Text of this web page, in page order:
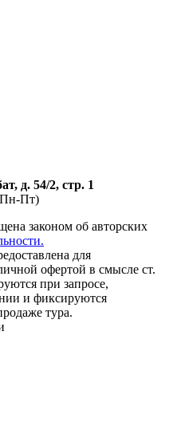
д. 54/2, стр. 1
Пт)
законом об авторских
для
офертой в смысле ст.
при запросе,
и фиксируются
тура.